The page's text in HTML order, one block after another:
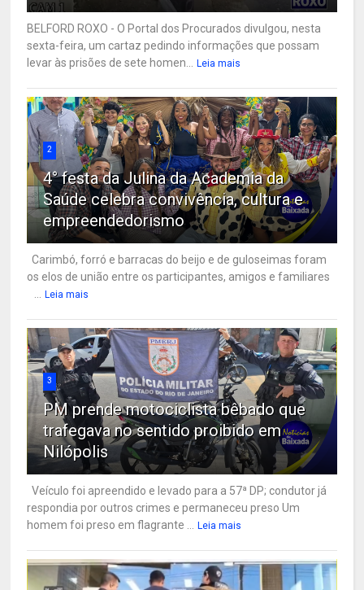
BELFORD ROXO - O Portal dos Procurados divulgou, nesta
sexta-feira, um cartaz pedindo informações que possam
levar às prisões de sete homen...
Leia mais
2
4° festa da Julina da Academia da
Saúde celebra convivência, cultura e
empreendedorismo
Carimbó, forró e barracas do beijo e de guloseimas foram
os elos de união entre os participantes, amigos e familiares
Leia mais
3
PM prende motociclista bêbado que
trafegava no sentido proibido em
Nilópolis
Veículo foi apreendido e levado para a 57ª DP; condutor já
respondia por outros crimes e permaneceu preso Um
homem foi preso em flagrante ...
Leia mais